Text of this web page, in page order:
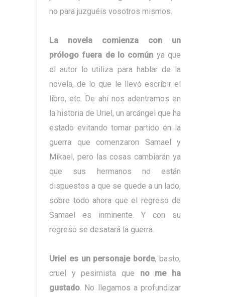
no para juzguéis vosotros mismos.
La novela comienza con un
prólogo fuera de lo común ya que
el autor lo utiliza para hablar de la
novela, de lo que le llevó escribir el
libro, etc. De ahí nos adentramos en
la historia de Uriel, un arcángel que ha
estado evitando tomar partido en la
guerra que comenzaron Samael y
Mikael, pero las cosas cambiarán ya
que sus hermanos no están
dispuestos a que se quede a un lado,
sobre todo ahora que el regreso de
Samael es inminente. Y con su
regreso se desatará la guerra.
Uriel es un personaje borde, basto,
cruel y pesimista que no me ha
gustado. No llegamos a profundizar